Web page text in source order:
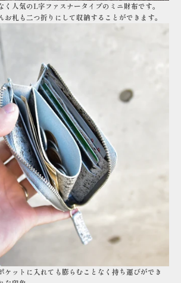
く人気のL字ファスナータイプのミニ財布です。
札も二つ折りにして収納することができます。
ケットに入れても膨らむことなく持ち運びができ